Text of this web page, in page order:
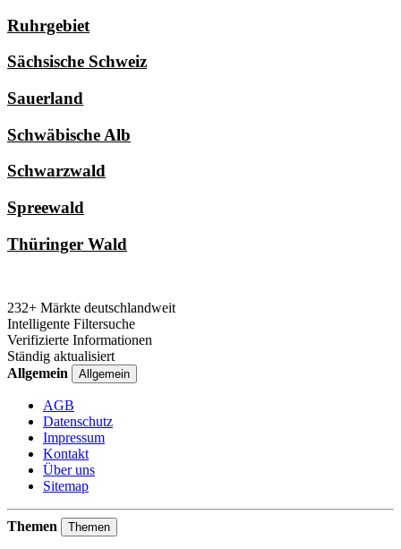
Ruhrgebiet
Sächsische Schweiz
Sauerland
Schwäbische Alb
Schwarzwald
Spreewald
Thüringer Wald
232+ Märkte deutschlandweit
Intelligente Filtersuche
Verifizierte Informationen
Ständig aktualisiert
Allgemein
Allgemein
AGB
Datenschutz
Impressum
Kontakt
Über uns
Sitemap
Themen Themen